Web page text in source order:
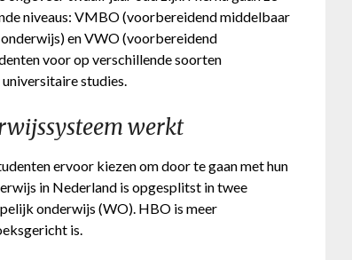
niveaus: VMBO (voorbereidend middelbaar
en VWO (voorbereidend
voor op verschillende soorten
studies.
werkt
ervoor kiezen om door te gaan met hun
in Nederland is opgesplitst in twee
onderwijs (WO). HBO is meer
is.